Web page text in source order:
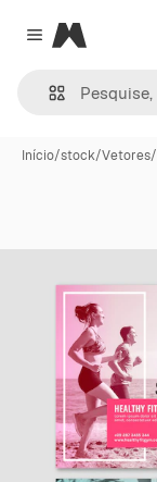
Close menu
Magnific
Início/stock/Vetores/